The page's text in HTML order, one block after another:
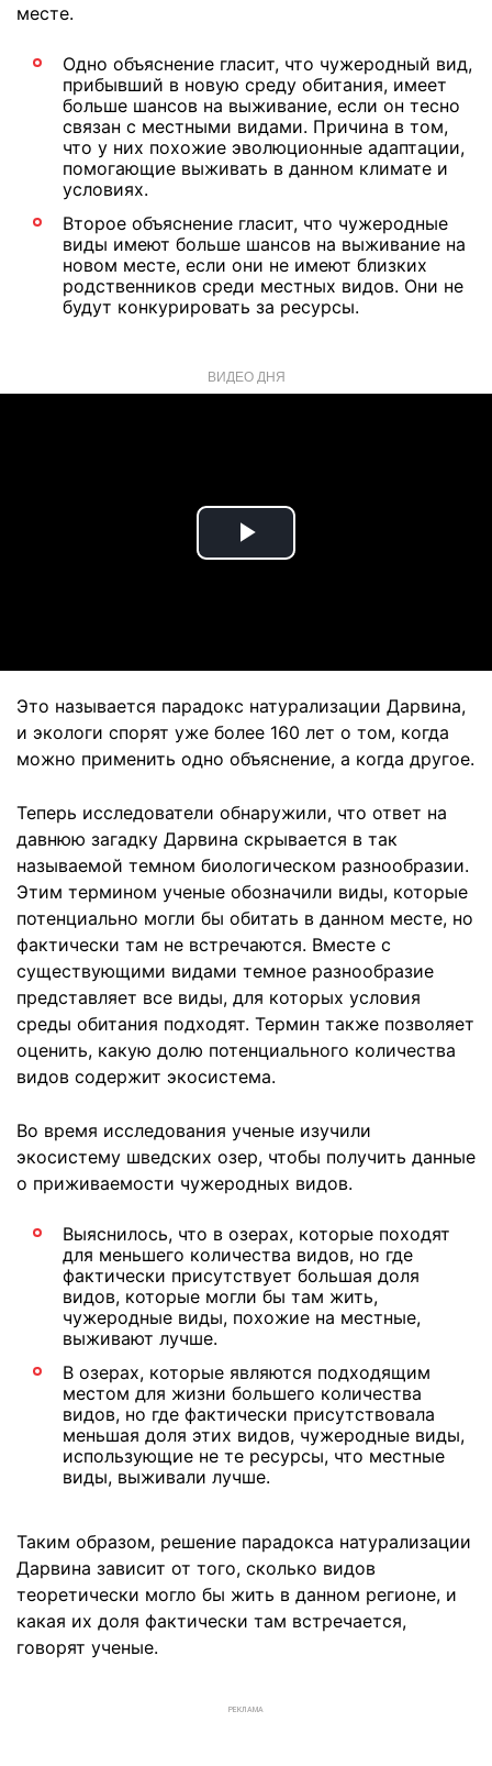
месте.
Одно объяснение гласит, что чужеродный вид,
прибывший в новую среду обитания, имеет
больше шансов на выживание, если он тесно
связан с местными видами. Причина в том,
что у них похожие эволюционные адаптации,
помогающие выживать в данном климате и
условиях.
Второе объяснение гласит, что чужеродные
виды имеют больше шансов на выживание на
новом месте, если они не имеют близких
родственников среди местных видов. Они не
будут конкурировать за ресурсы.
ВИДЕО ДНЯ
Play
Это называется парадокс натурализации Дарвина,
и экологи спорят уже более 160 лет о том, когда
можно применить одно объяснение, а когда другое.
Теперь исследователи обнаружили, что ответ на
давнюю загадку Дарвина скрывается в так
называемой темном биологическом разнообразии.
Этим термином ученые обозначили виды, которые
потенциально могли бы обитать в данном месте, но
фактически там не встречаются. Вместе с
существующими видами темное разнообразие
представляет все виды, для которых условия
среды обитания подходят. Термин также позволяет
оценить, какую долю потенциального количества
видов содержит экосистема.
Во время исследования ученые изучили
экосистему шведских озер, чтобы получить данные
о приживаемости чужеродных видов.
Выяснилось, что в озерах, которые походят
для меньшего количества видов, но где
фактически присутствует большая доля
видов, которые могли бы там жить,
чужеродные виды, похожие на местные,
выживают лучше.
В озерах, которые являются подходящим
местом для жизни большего количества
видов, но где фактически присутствовала
меньшая доля этих видов, чужеродные виды,
использующие не те ресурсы, что местные
виды, выживали лучше.
Таким образом, решение парадокса натурализации
Дарвина зависит от того, сколько видов
теоретически могло бы жить в данном регионе, и
какая их доля фактически там встречается,
говорят ученые.
РЕКЛАМА